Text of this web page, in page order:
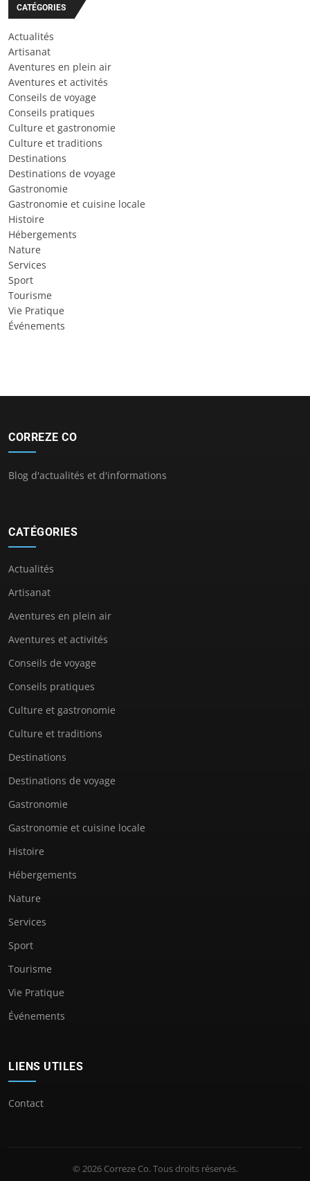
CATÉGORIES
Actualités
Artisanat
Aventures en plein air
Aventures et activités
Conseils de voyage
Conseils pratiques
Culture et gastronomie
Culture et traditions
Destinations
Destinations de voyage
Gastronomie
Gastronomie et cuisine locale
Histoire
Hébergements
Nature
Services
Sport
Tourisme
Vie Pratique
Événements
CORREZE CO
Blog d'actualités et d'informations
CATÉGORIES
Actualités
Artisanat
Aventures en plein air
Aventures et activités
Conseils de voyage
Conseils pratiques
Culture et gastronomie
Culture et traditions
Destinations
Destinations de voyage
Gastronomie
Gastronomie et cuisine locale
Histoire
Hébergements
Nature
Services
Sport
Tourisme
Vie Pratique
Événements
LIENS UTILES
Contact
© 2026 Correze Co. Tous droits réservés.